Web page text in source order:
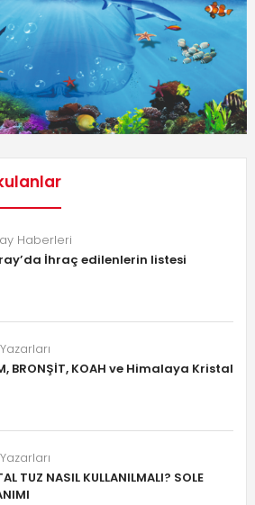
Haberleri
İhraç edilenlerin listesi
BRONŞİT, KOAH ve Himalaya Kristal
TUZ NASIL KULLANILMALI? SOLE